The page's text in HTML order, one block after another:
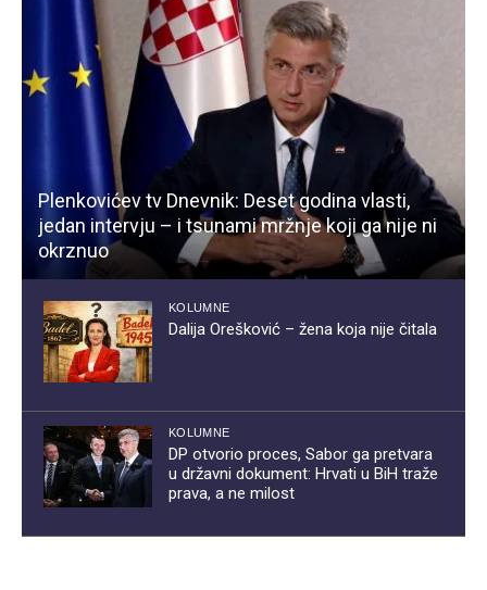
Plenkovićev tv Dnevnik: Deset godina vlasti,
jedan intervju – i tsunami mržnje koji ga nije ni
okrznuo
KOLUMNE
Dalija Orešković – žena koja nije čitala
KOLUMNE
DP otvorio proces, Sabor ga pretvara
u državni dokument: Hrvati u BiH traže
prava, a ne milost